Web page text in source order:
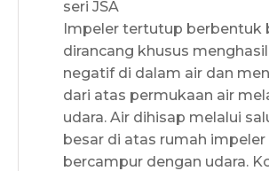
seri JSA
Impeler tertutup berbentuk
dirancang khusus
negatif di dalam air dan
dari atas permukaan air
udara. Air dihisap melalui
besar di atas rumah impeler
bercampur dengan udara.